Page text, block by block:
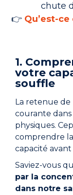
chute
👉 Qu’est-
1.
votre
souffle
La retenue de
courante
physiques.
comprendre
capacité
Saviez-vous
par la
dans notre